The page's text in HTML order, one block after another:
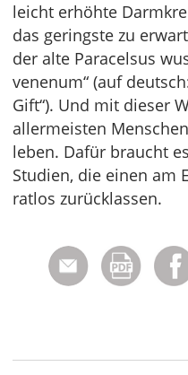
leicht erhöhte
das geringste zu
der alte Paracelsus
venenum“ (auf
Gift“). Und mit dieser
allermeisten
leben. Dafür braucht
Studien, die einen am
ratlos zurücklassen.